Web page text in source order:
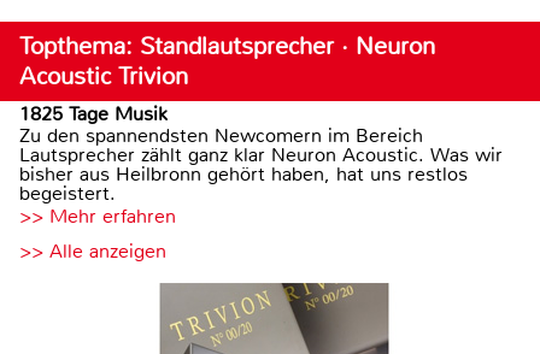
Topthema: Standlautsprecher · Neuron
Acoustic Trivion
1825 Tage Musik
Zu den spannendsten Newcomern im Bereich
Lautsprecher zählt ganz klar Neuron Acoustic. Was wir
bisher aus Heilbronn gehört haben, hat uns restlos
begeistert.
>> Mehr erfahren
>> Alle anzeigen